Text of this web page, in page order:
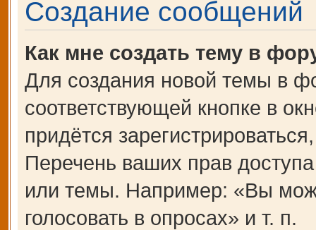
Создание сообщений
Как мне создать тему в
Для создания новой темы в
соответствующей кнопке в
придётся
Перечень ваших прав
или темы. Например: «Вы
голосовать в опросах» и т. п.